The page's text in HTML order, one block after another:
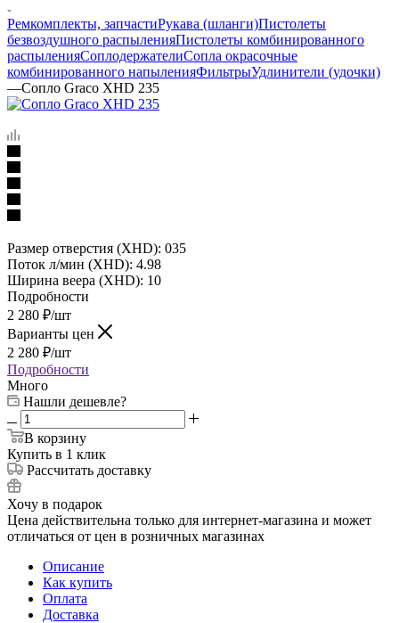
Ремкомплекты, запчастиРукава (шланги)Пистолеты
безвоздушного распыленияПистолеты комбинированного
распыленияСоплодержателиСопла окрасочные
комбинированного напыленияФильтрыУдлинители (удочки)
—Сопло Graco XHD 235
Размер отверстия (XHD): 035
Поток л/мин (XHD): 4.98
Ширина веера (XHD): 10
Подробности
2 280 ₽/шт
Варианты цен
2 280 ₽/шт
Подробности
Много
Нашли дешевле?
В корзину
Купить в 1 клик
Рассчитать доставку
Хочу в подарок
Цена действительна только для интернет-магазина и может
отличаться от цен в розничных магазинах
Описание
Как купить
Оплата
Доставка